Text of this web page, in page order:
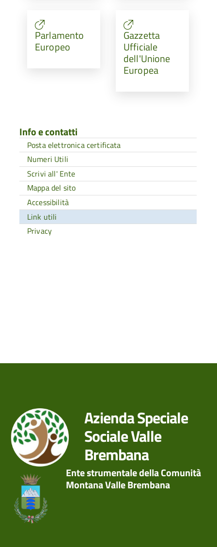
Parlamento
Europeo
Gazzetta
Ufficiale
dell'Unione
Europea
Info e contatti
Posta elettronica certificata
Numeri Utili
Scrivi all' Ente
Mappa del sito
Accessibilità
Link utili
Privacy
Azienda Speciale
Sociale Valle
Brembana
Ente strumentale della Comunità
Montana Valle Brembana